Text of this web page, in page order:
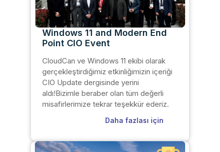
Windows 11 and Modern End
Point CIO Event
CloudCan ve Windows 11 ekibi olarak
gerçekleştirdiğimiz etkinliğimizin içeriği
CIO Update dergisinde yerini
aldı!Bizimle beraber olan tüm değerli
misafirlerimize tekrar teşekkür ederiz.
Daha fazlası için